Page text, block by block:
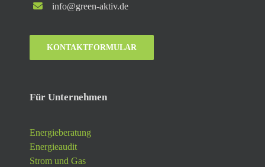
info@green-aktiv.de
KONTAKTFORMULAR
Für Unternehmen
Energieberatung
Energieaudit
Strom und Gas